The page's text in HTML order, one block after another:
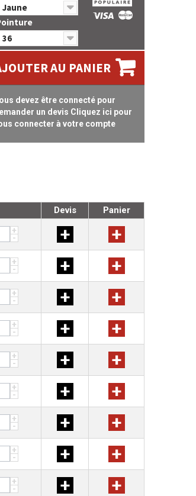
Jaune
36
AU PANIER
devez être connecté pour
un devis Cliquez ici pour
connecter à votre compte
Devis Panier
+
- + +
+
- + +
+
- + +
+
- + +
+
- + +
+
- + +
+
- + +
+
- + +
+
- + +